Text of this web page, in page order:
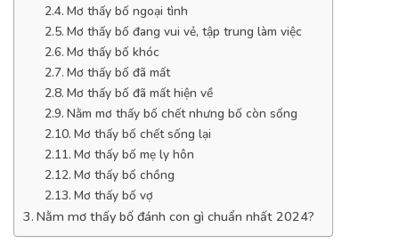
Mơ thấy bố ngoại tình
Mơ thấy bố đang vui vẻ, tập trung làm việc
Mơ thấy bố khóc
Mơ thấy bố đã mất
Mơ thấy bố đã mất hiện về
Nằm mơ thấy bố chết nhưng bố còn sống
Mơ thấy bố chết sống lại
Mơ thấy bố mẹ ly hôn
Mơ thấy bố chồng
Mơ thấy bố vợ
Nằm mơ thấy bố đánh con gì chuẩn nhất 2024?